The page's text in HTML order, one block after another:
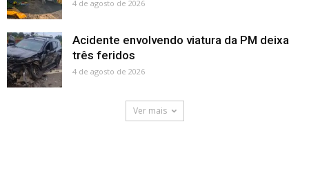
4 de agosto de 2026
Acidente envolvendo viatura da PM deixa
três feridos
4 de agosto de 2026
Ver mais